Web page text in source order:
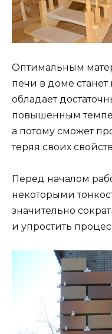
Оптимальным
печи в доме
обладает
повышенным
а потому сможет
теряя своих
Перед началом
некоторыми
значительно
и упростить